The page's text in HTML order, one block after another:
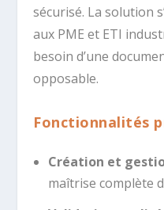
sécurisé. La solution
aux PME et ETI
besoin d’une
opposable.
Fonctionnalités
Création et
maîtrise complète